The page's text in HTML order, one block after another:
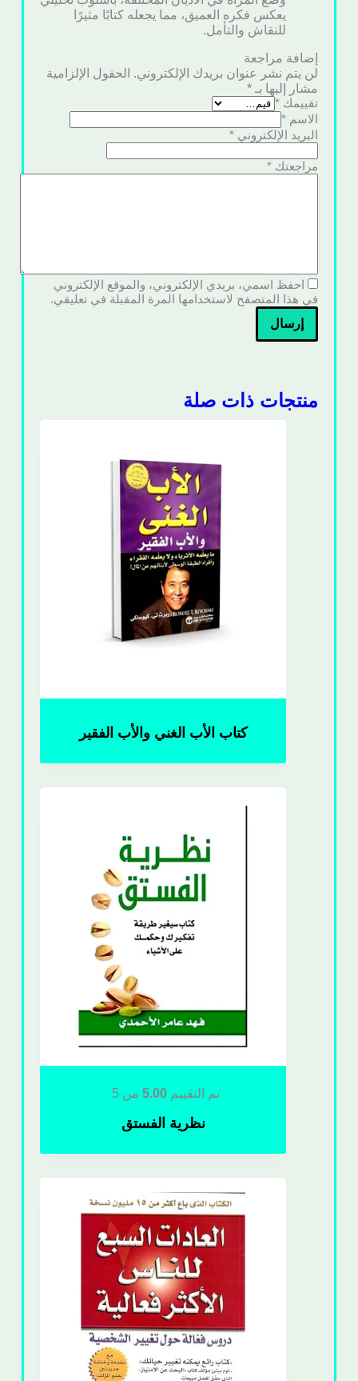
يعكس فكره العميق، مما يجعله كتابًا مثيرًا
للنقاش والتأمل.
إضافة مراجعة
لن يتم نشر عنوان بريدك الإلكتروني. الحقول الإلزامية
مشار إليها بـ *
تقييمك *
الاسم *
البريد الإلكتروني *
مراجعتك *
احفظ اسمي، بريدي الإلكتروني، والموقع الإلكتروني
في هذا المتصفح لاستخدامها المرة المقبلة في تعليقي.
إرسال
منتجات ذات صلة
كتاب الأب الغني والأب الفقير
تم التقييم5.00 من 5
نظرية الفستق